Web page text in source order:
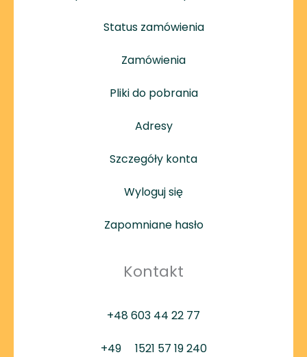
Status zamówienia
Zamówienia
Pliki do pobrania
Adresy
Szczegóły konta
Wyloguj się
Zapomniane hasło
Kontakt
+48 603 44 22 77
+49 1521 57 19 240